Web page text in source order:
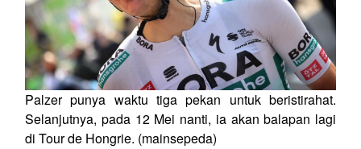
Palzer punya waktu tiga pekan untuk beristirahat.
Selanjutnya, pada 12 Mei nanti, ia akan balapan lagi
di Tour de Hongrie. (mainsepeda)